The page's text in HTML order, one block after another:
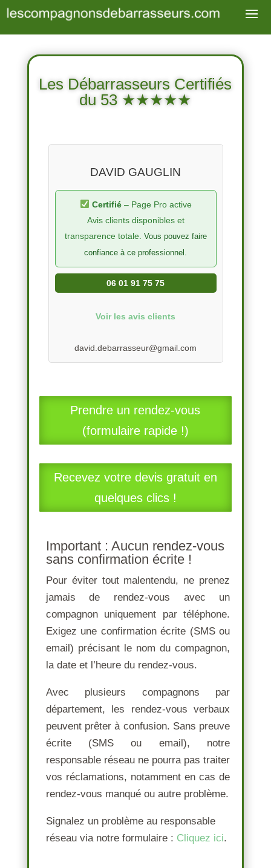
Les Débarrasseurs Certifiés
du 53 ★★★★★
DAVID GAUGLIN
Certifié– Page Pro active
Avis clients disponibles et
transparence totale. Vous pouvez faire
confiance à ce professionnel.
06 01 91 75 75
Voir les avis clients
david.debarrasseur@gmail.com
Prendre un rendez-vous
(formulaire rapide !)
Recevez votre devis gratuit en
quelques clics !
Important : Aucun rendez-vous
sans confirmation écrite !
Pour éviter tout malentendu, ne prenez
jamais de rendez-vous avec un
compagnon uniquement par téléphone.
Exigez une confirmation écrite (SMS ou
email) précisant le nom du compagnon,
la dateet l’heuredu rendez-vous.
Avec plusieurs compagnons par
département, les rendez-vous verbaux
peuvent prêter à confusion. Sans preuve
écrite (SMS ou email), notre
responsable réseau ne pourra pas traiter
vos réclamations, notamment en cas de
rendez-vous manquéou autre problème.
Signalez un problème au responsable
réseauvia notre formulaire : Cliquez ici.